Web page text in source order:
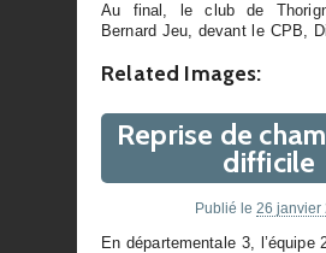
Au final, le club de
Bernard Jeu, devant le CPB,
Related Images:
Reprise de
difficile
Publié le 26 janvier
En départementale 3, l’équipe